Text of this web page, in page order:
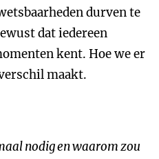
durven te
dat iedereen
kent. Hoe we er
maakt.
nodig en waarom zou